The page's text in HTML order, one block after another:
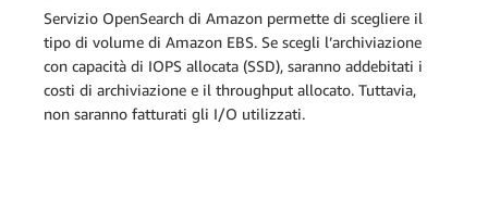
Servizio OpenSearch di Amazon permette di scegliere il
tipo di volume di Amazon EBS. Se scegli l’archiviazione
con capacità di IOPS allocata (SSD), saranno addebitati i
costi di archiviazione e il throughput allocato. Tuttavia,
non saranno fatturati gli I/O utilizzati.